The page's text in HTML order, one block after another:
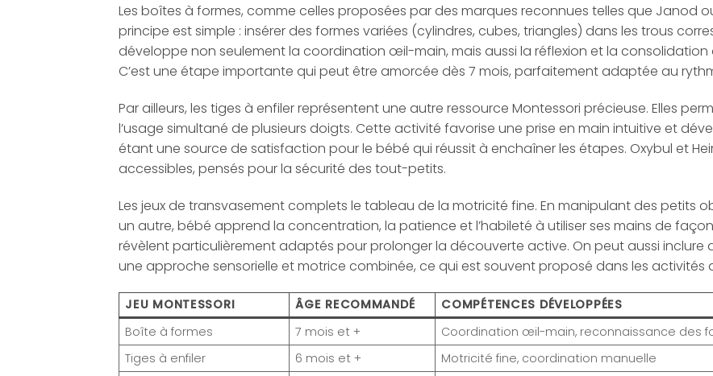
Les boîtes à formes, comme celles proposées par des marques reconnues telles que Janod
principe est simple : insérer des formes variées (cylindres, cubes, triangles) dans les trous
développe non seulement la coordination œil-main, mais aussi la réflexion et la
C’est une étape importante qui peut être amorcée dès 7 mois, parfaitement adaptée au
Par ailleurs, les tiges à enfiler représentent une autre ressource Montessori précieuse. Elles
l’usage simultané de plusieurs doigts. Cette activité favorise une prise en main intuitive et
étant une source de satisfaction pour le bébé qui réussit à enchaîner les étapes. Oxybul et
accessibles, pensés pour la sécurité des tout-petits.
Les jeux de transvasement complets le tableau de la motricité fine. En manipulant des petits
un autre, bébé apprend la concentration, la patience et l’habileté à utiliser ses mains de
révèlent particulièrement adaptés pour prolonger la découverte active. On peut aussi inclure
une approche sensorielle et motrice combinée, ce qui est souvent proposé dans les activités
JEU MONTESSORI ÂGE RECOMMANDÉ COMPÉTENCES DÉVELOPPÉES
Boîte à formes
7 mois et + Coordination œil-main, reconnaissance des
Tiges à enfiler
6 mois et + Motricité fine, coordination manuelle